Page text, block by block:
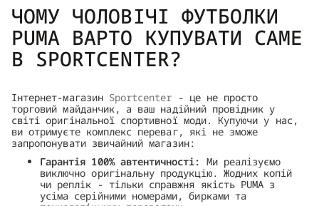
ЧОМУ ЧОЛОВІЧІ ФУТБОЛКИ
PUMA ВАРТО КУПУВАТИ САМЕ
В SPORTCENTER?
Інтернет-магазин Sportcenter - це не просто
торговий майданчик, а ваш надійний провідник у
світі оригінальної спортивної моди. Купуючи у нас,
ви отримуєте комплекс переваг, які не зможе
запропонувати звичайний магазин:
Гарантія 100% автентичності: Ми реалізуємо
виключно оригінальну продукцію. Жодних копій
чи реплік - тільки справжня якість PUMA з
усіма серійними номерами, бирками та